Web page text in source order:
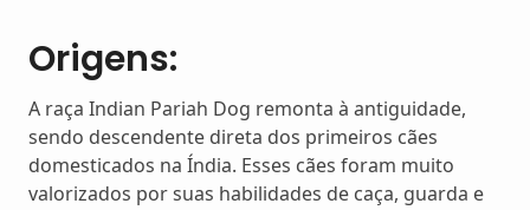
Origens:
A raça Indian Pariah Dog remonta à antiguidade,
sendo descendente direta dos primeiros cães
domesticados na Índia. Esses cães foram muito
valorizados por suas habilidades de caça, guarda e